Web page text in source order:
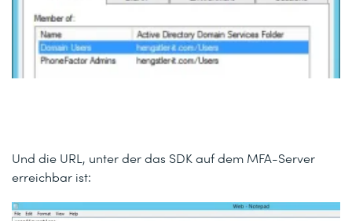
Und die URL, unter der das SDK auf dem MFA-Server
erreichbar ist: